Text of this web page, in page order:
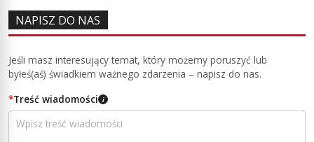
NAPISZ DO NAS
Jeśli masz interesujący temat, który możemy poruszyć lub
byłeś(aś) świadkiem ważnego zdarzenia – napisz do nas.
*Treść wiadomości i